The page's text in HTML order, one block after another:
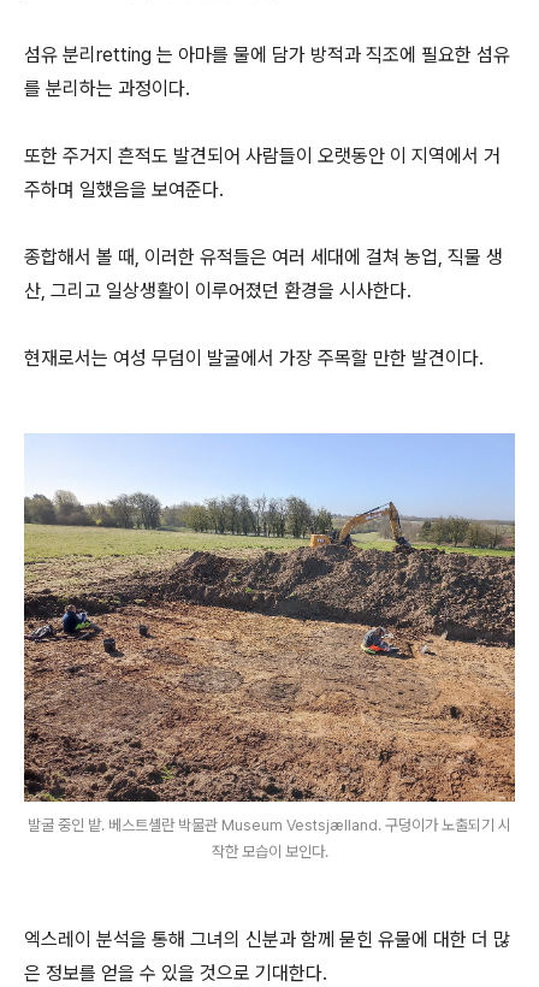
섬유 분리retting 는 아마를 물에 담가 방적과 직조에 필요한 섬유
를 분리하는 과정이다.
또한 주거지 흔적도 발견되어 사람들이 오랫동안 이 지역에서 거
주하며 일했음을 보여준다.
종합해서 볼 때, 이러한 유적들은 여러 세대에 걸쳐 농업, 직물 생
산, 그리고 일상생활이 이루어졌던 환경을 시사한다.
현재로서는 여성 무덤이 발굴에서 가장 주목할 만한 발견이다.
발굴 중인 밭. 베스트셸란 박물관 Museum Vestsjælland. 구덩이가 노출되기 시
작한 모습이 보인다.
엑스레이 분석을 통해 그녀의 신분과 함께 묻힌 유물에 대한 더 많
은 정보를 얻을 수 있을 것으로 기대한다.